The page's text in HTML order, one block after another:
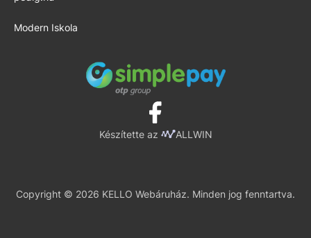
Modern Iskola
Készítette az ALLWIN
Copyright © 2026 KELLO Webáruház. Minden jog fenntartva.